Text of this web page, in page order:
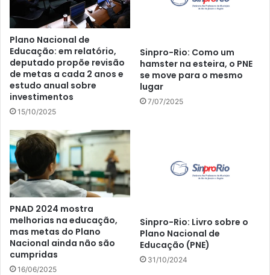
Plano Nacional de
Educação: em relatório,
deputado propõe revisão
de metas a cada 2 anos e
estudo anual sobre
investimentos
15/10/2025
Sinpro-Rio: Como um
hamster na esteira, o PNE
se move para o mesmo
lugar
7/07/2025
PNAD 2024 mostra
melhorias na educação,
mas metas do Plano
Nacional ainda não são
cumpridas
16/06/2025
Sinpro-Rio: Livro sobre o
Plano Nacional de
Educação (PNE)
31/10/2024